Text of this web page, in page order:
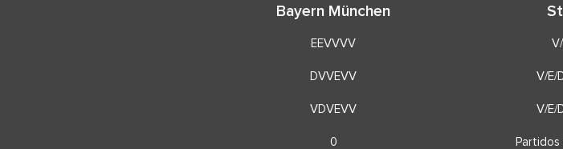
Bayern München
EEVVVV
DVVEVV V/E/
VDVEVV V/E/
0 Partidos